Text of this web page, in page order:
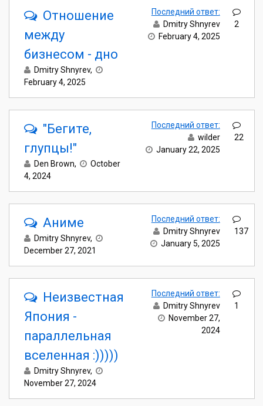
Отношение
между
бизнесом - дно
Dmitry Shnyrev,
February 4, 2025
Последний ответ:
Dmitry Shnyrev
February 4, 2025
2
"Бегите,
глупцы!"
Den Brown,
October
4, 2024
Последний ответ:
wilder
January 22, 2025
22
Аниме
Dmitry Shnyrev,
December 27, 2021
Последний ответ:
Dmitry Shnyrev
January 5, 2025
137
Неизвестная
Япония -
параллельная
вселенная :)))))
Dmitry Shnyrev,
November 27, 2024
Последний ответ:
Dmitry Shnyrev
November 27,
2024
1